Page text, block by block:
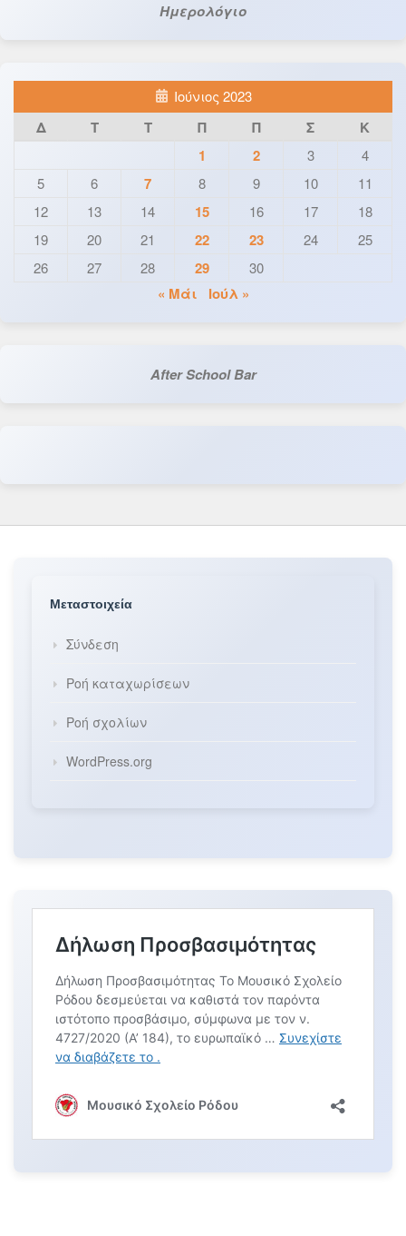
Ημερολόγιο
Ιούνιος 2023
Δ Τ Τ Π Π Σ
Κ
1
2 3
4
5
6 7 8 9 10
11
12
13 14 15 16 17
18
19
20 21 22 23 24
25
26
27 28 29 30
« Μάι Ιούλ »
After School Bar
Μεταστοιχεία
Σύνδεση
Ροή καταχωρίσεων
Ροή σχολίων
WordPress.org